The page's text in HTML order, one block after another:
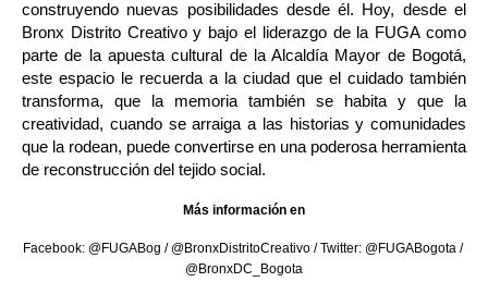
construyendo nuevas posibilidades desde él. Hoy, desde el
Bronx Distrito Creativo y bajo el liderazgo de la FUGA como
parte de la apuesta cultural de la Alcaldía Mayor de Bogotá,
este espacio le recuerda a la ciudad que el cuidado también
transforma, que la memoria también se habita y que la
creatividad, cuando se arraiga a las historias y comunidades
que la rodean, puede convertirse en una poderosa herramienta
de reconstrucción del tejido social.
Más información en
Facebook: @FUGABog / @BronxDistritoCreativo / Twitter: @FUGABogota /
@BronxDC_Bogota